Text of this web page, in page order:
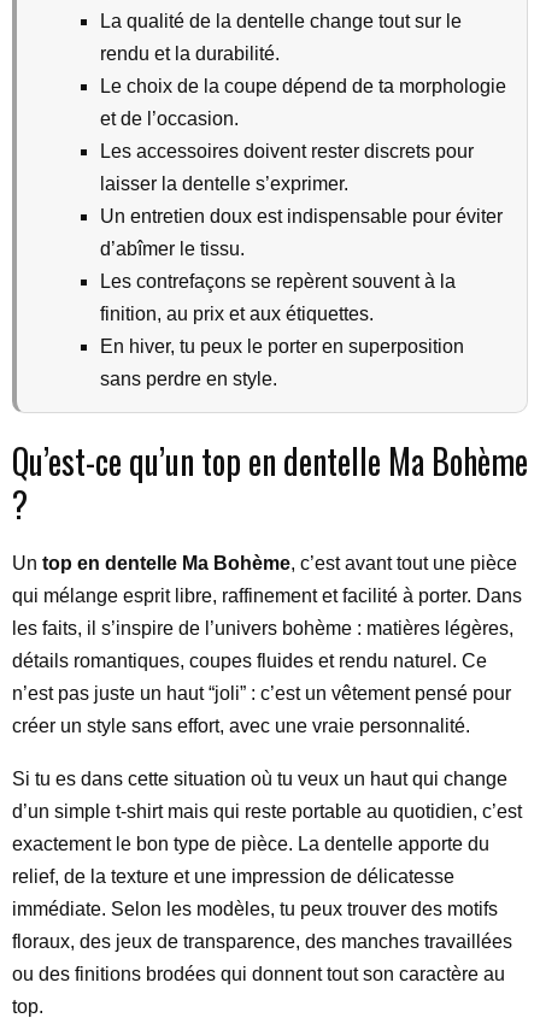
La qualité de la dentelle change tout sur le
rendu et la durabilité.
Le choix de la coupe dépend de ta morphologie
et de l’occasion.
Les accessoires doivent rester discrets pour
laisser la dentelle s’exprimer.
Un entretien doux est indispensable pour éviter
d’abîmer le tissu.
Les contrefaçons se repèrent souvent à la
finition, au prix et aux étiquettes.
En hiver, tu peux le porter en superposition
sans perdre en style.
Qu’est-ce qu’un top en dentelle Ma Bohème
?
Un top en dentelle Ma Bohème, c’est avant tout une pièce
qui mélange esprit libre, raffinement et facilité à porter. Dans
les faits, il s’inspire de l’univers bohème : matières légères,
détails romantiques, coupes fluides et rendu naturel. Ce
n’est pas juste un haut “joli” : c’est un vêtement pensé pour
créer un style sans effort, avec une vraie personnalité.
Si tu es dans cette situation où tu veux un haut qui change
d’un simple t-shirt mais qui reste portable au quotidien, c’est
exactement le bon type de pièce. La dentelle apporte du
relief, de la texture et une impression de délicatesse
immédiate. Selon les modèles, tu peux trouver des motifs
floraux, des jeux de transparence, des manches travaillées
ou des finitions brodées qui donnent tout son caractère au
top.